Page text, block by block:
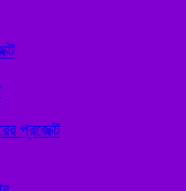
প্রজেক্ট